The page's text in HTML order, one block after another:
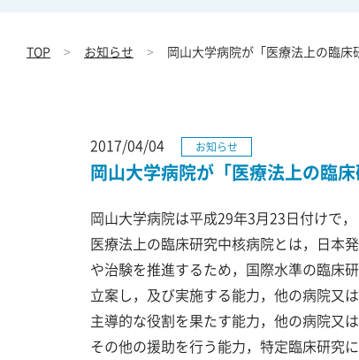
TOP お知らせ 岡山大学病院が「医療法上の臨床
2017/04/04 お知らせ
岡山大学病院が「医療法上の臨
岡山大学病院は平成29年3月23日付けで
医療法上の臨床研究中核病院とは，日本
や治験を推進するため，国際水準の臨床
立案し，及び実施する能力，他の病院又
主導的な役割を果たす能力，他の病院又
その他の援助を行う能力，特定臨床研究